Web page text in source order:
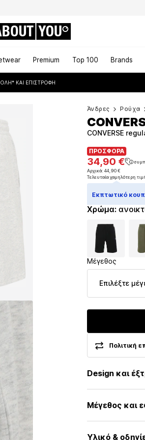
YOU
Premium Top 100 Brands
ΚΑΙ ΕΠΙΣΤΡΟΦΉ
Άνδρες Ρούχα
ΠΡΟΣΦΟΡΑ
34,90 €
Αρχικά: 44,90 €
Τελευταία χαμηλότερη
ΠΡΟΣΦΟΡΑ
34,90 €
Αρχικά: 44,90 €
Τελευταία χαμηλότερη
CONVERSE
Εκπτωτικό
Χρώμα:
Μέγεθος
Επιλέξτε
Πολιτική
Design και
Ύφασμα
Κέντημα
Ντραπέ / με
Μέγεθος και
Υλικό &